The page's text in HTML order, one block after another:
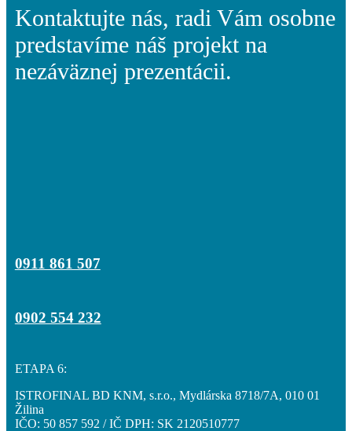
Technická špecifikácia
Cenník
Kontaktujte nás, radi Vám osobne
predstavíme náš projekt na
nezáväznej prezentácii.
0911 861 507
0902 554 232
ETAPA 6:
ISTROFINAL BD KNM, s.r.o., Mydlárska 8718/7A, 010 01
Žilina
IČO: 50 857 592 / IČ DPH: SK 2120510777